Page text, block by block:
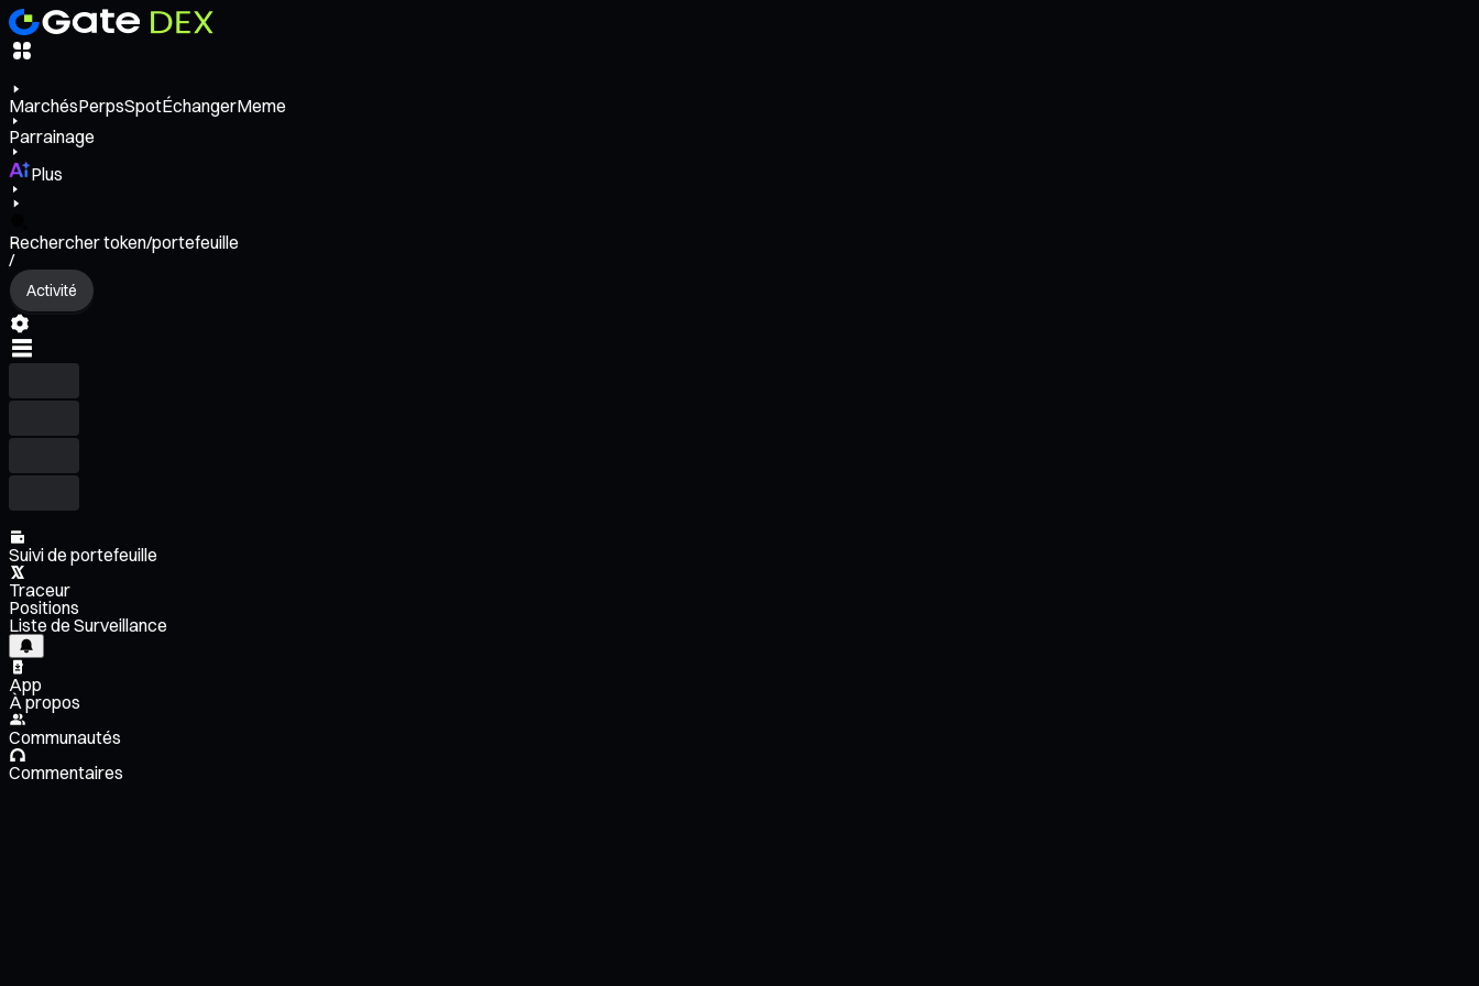
MarchésPerpsSpotÉchangerMeme
Parrainage
Plus
Rechercher token/portefeuille
/
Activité
Suivi de portefeuille
Traceur
Positions
Liste de Surveillance
App
À propos
Communautés
Commentaires